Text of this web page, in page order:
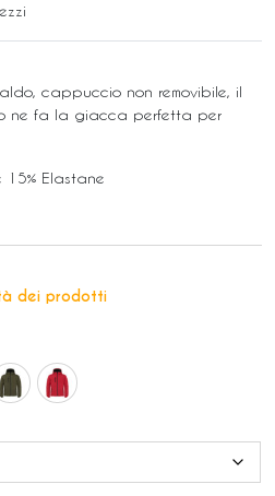
cappuccio non removibile, il
ne fa la giacca perfetta per
15% Elastane
dei prodotti